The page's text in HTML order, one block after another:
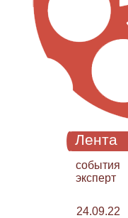
Лента
cобытия
эксперт
24.09.22